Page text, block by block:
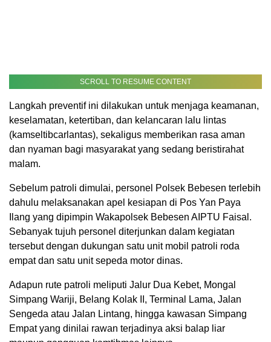
SCROLL TO RESUME CONTENT
Langkah preventif ini dilakukan untuk menjaga keamanan,
keselamatan, ketertiban, dan kelancaran lalu lintas
(kamseltibcarlantas), sekaligus memberikan rasa aman
dan nyaman bagi masyarakat yang sedang beristirahat
malam.
Sebelum patroli dimulai, personel Polsek Bebesen terlebih
dahulu melaksanakan apel kesiapan di Pos Yan Paya
Ilang yang dipimpin Wakapolsek Bebesen AIPTU Faisal.
Sebanyak tujuh personel diterjunkan dalam kegiatan
tersebut dengan dukungan satu unit mobil patroli roda
empat dan satu unit sepeda motor dinas.
Adapun rute patroli meliputi Jalur Dua Kebet, Mongal
Simpang Wariji, Belang Kolak II, Terminal Lama, Jalan
Sengeda atau Jalan Lintang, hingga kawasan Simpang
Empat yang dinilai rawan terjadinya aksi balap liar